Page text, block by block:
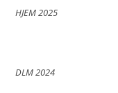
HJEM 2025
DLM 2024